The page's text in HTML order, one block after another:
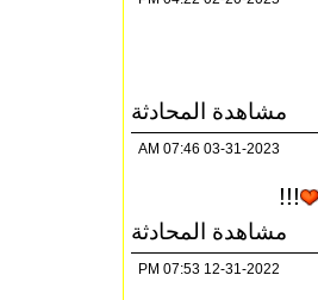
مشاهدة المحادثة
03-31-2023
07:46 AM
!!!
مشاهدة المحادثة
12-31-2022
07:53 PM